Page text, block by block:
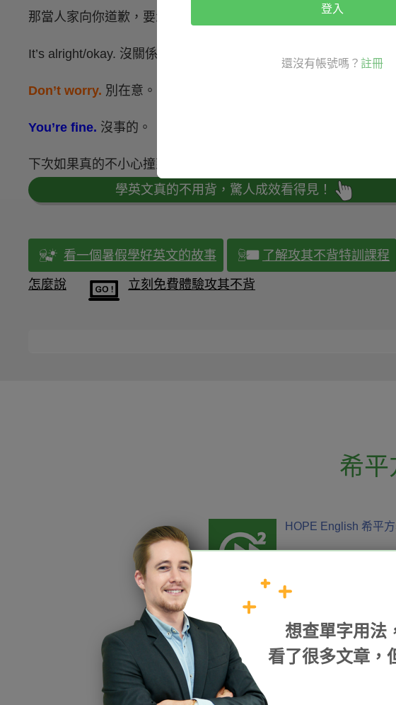
那當人家向你道歉，要怎麼回答「沒關係呢？」這時可以說：
It’s alright/okay. 沒關係的。
Don’t worry. 別在意。
You’re fine. 沒事的。
下次如果真的不小心撞到別人時，就可以這樣運用喔！
學英文真的不用背，驚人成效看得見！
看一個暑假學好英文的故事 了解攻其不背特訓課程
怎麼說 立刻免費體驗攻其不背
希平
HOPE English 希平
想查單字用法
看了很多文章，
登入
還沒有帳號嗎？ 註冊